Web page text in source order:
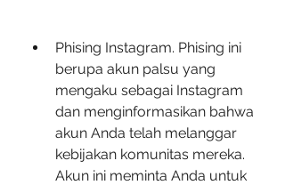
Phising Instagram. Phising ini
berupa akun palsu yang
mengaku sebagai Instagram
dan menginformasikan bahwa
akun Anda telah melanggar
kebijakan komunitas mereka.
Akun ini meminta Anda untuk